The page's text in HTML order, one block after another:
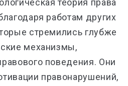
теория права
работам других
стремились глубже
механизмы,
поведения. Они
правонарушений,